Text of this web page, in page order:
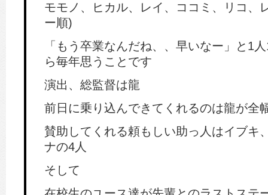
モモノ、ヒカル、レイ、ココミ、リコ、
ー順)
「もう卒業なんだね、、早いなー」と1
ら毎年思うことです
演出、総監督は龍
前日に乗り込んできてくれるのは龍が全
賛助してくれる頼もしい助っ人はイブキ
ナの4人
そして